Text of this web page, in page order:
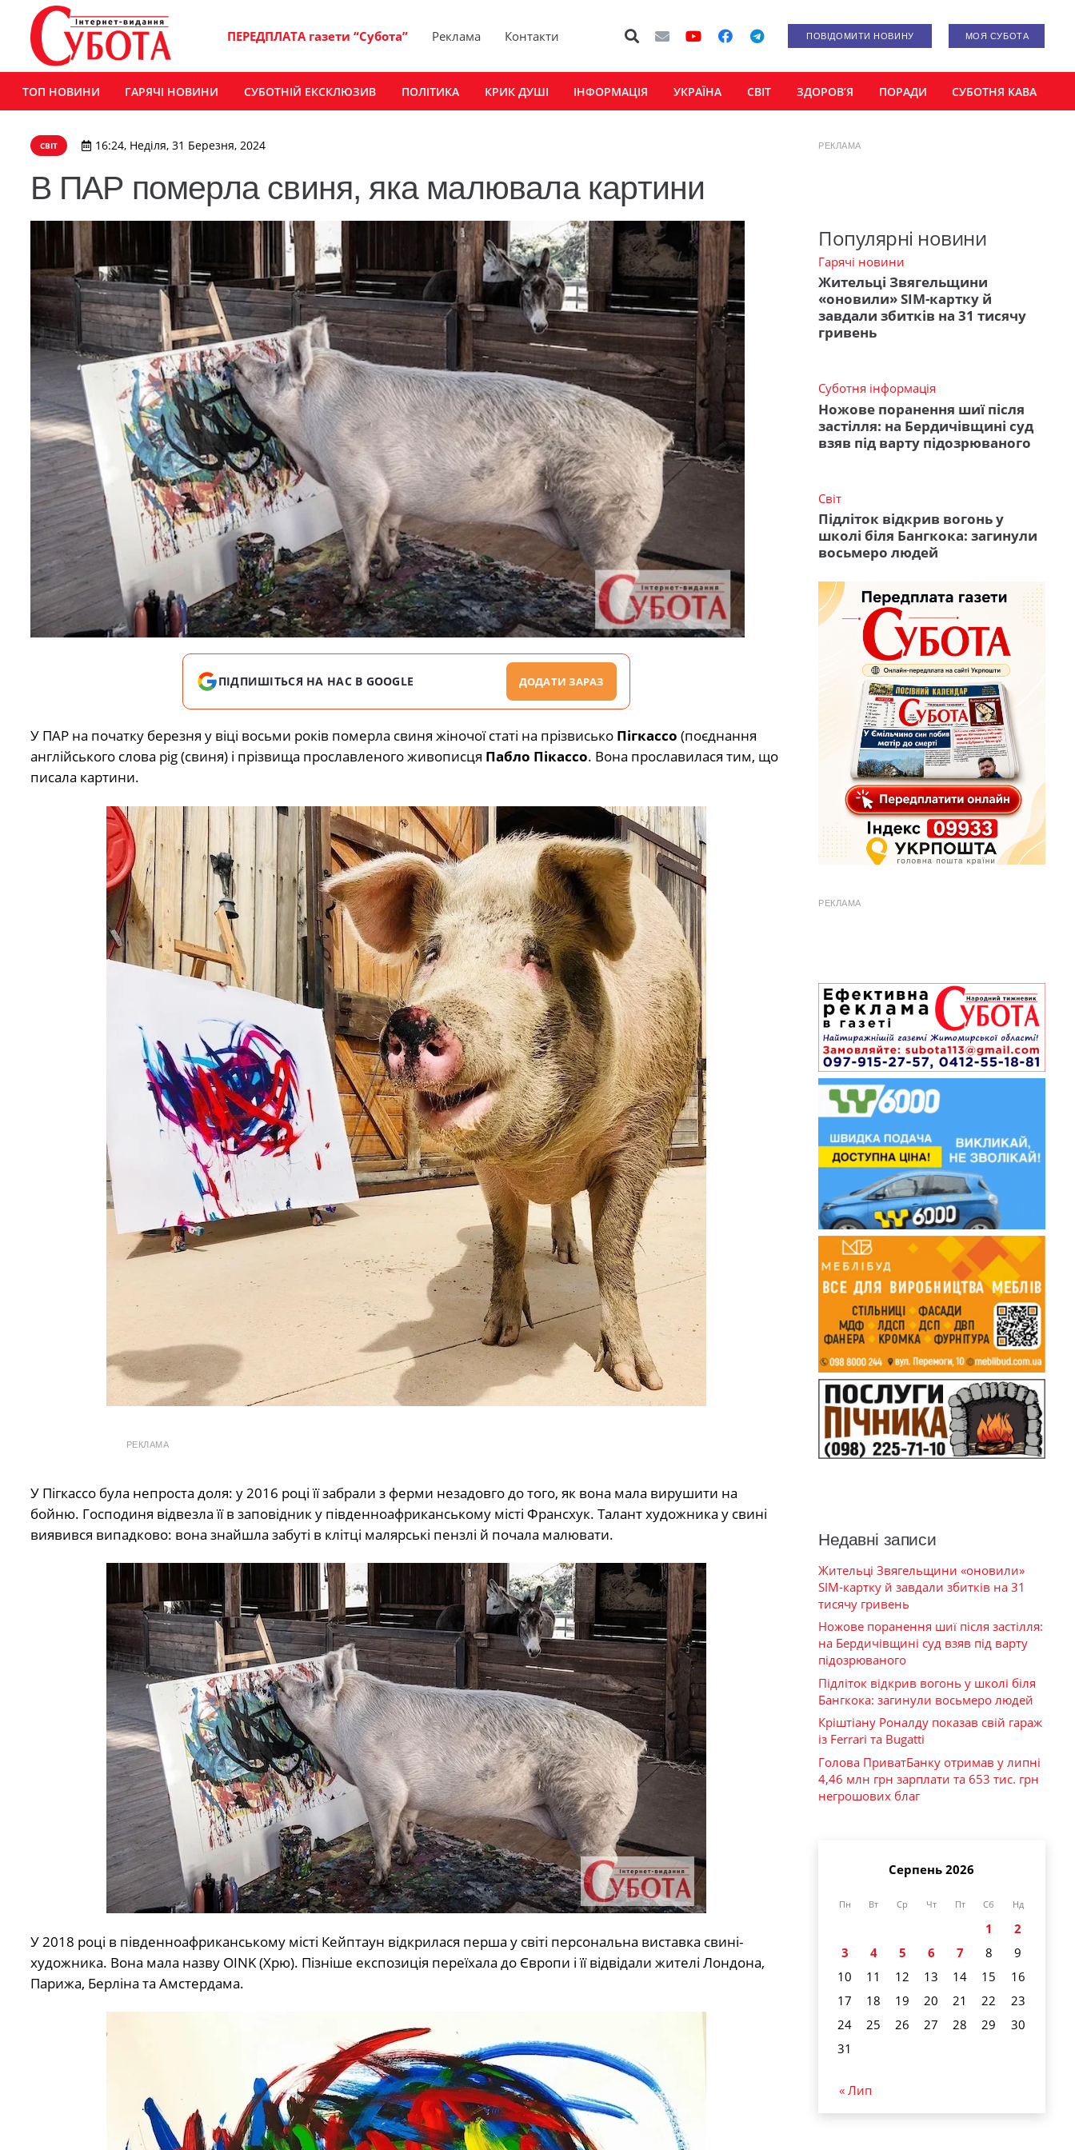
ПЕРЕДПЛАТА газети “Субота” Реклама Контакти ПОВІДОМИТИ НОВИНУ МОЯ СУБОТА
ТОП НОВИНИ ГАРЯЧІ НОВИНИ СУБОТНІЙ ЕКСКЛЮЗИВ ПОЛІТИКА КРИК ДУШІ ІНФОРМАЦІЯ УКРАЇНА СВІТ ЗДОРОВ’Я ПОРАДИ СУБОТНЯ КАВА
СВІТ 16:24, Неділя, 31 Березня, 2024
В ПАР померла свиня, яка малювала картини
ПІДПИШІТЬСЯ НА НАС В GOOGLE ДОДАТИ ЗАРАЗ
У ПАР на початку березня у віці восьми років померла свиня жіночої статі на прізвисько Пігкассо (поєднання
англійського слова pig (свиня) і прізвища прославленого живописця Пабло Пікассо. Вона прославилася тим, що
писала картини.
РЕКЛАМА
У Пігкассо була непроста доля: у 2016 році її забрали з ферми незадовго до того, як вона мала вирушити на
бойню. Господиня відвезла її в заповідник у південноафриканському місті Франсхук. Талант художника у свині
виявився випадково: вона знайшла забуті в клітці малярські пензлі й почала малювати.
У 2018 році в південноафриканському місті Кейптаун відкрилася перша у світі персональна виставка свині-
художника. Вона мала назву OINK (Хрю). Пізніше експозиція переїхала до Європи і її відвідали жителі Лондона,
Парижа, Берліна та Амстердама.
РЕКЛАМА
Популярні новини
Гарячі новини
Жительці Звягельщини
«оновили» SIM-картку й
завдали збитків на 31 тисячу
гривень
Суботня інформація
Ножове поранення шиї після
застілля: на Бердичівщині суд
взяв під варту підозрюваного
Світ
Підліток відкрив вогонь у
школі біля Бангкока: загинули
восьмеро людей
РЕКЛАМА
Недавні записи
Жительці Звягельщини «оновили»
SIM-картку й завдали збитків на 31
тисячу гривень
Ножове поранення шиї після застілля:
на Бердичівщині суд взяв під варту
підозрюваного
Підліток відкрив вогонь у школі біля
Бангкока: загинули восьмеро людей
Кріштіану Роналду показав свій гараж
із Ferrari та Bugatti
Голова ПриватБанку отримав у липні
4,46 млн грн зарплати та 653 тис. грн
негрошових благ
Серпень 2026
Пн Вт Ср Чт Пт Сб Нд
1
2
3
4 5 6 7 8
9
10
11 12 13 14 15
16
17
18 19 20 21 22
23
24
25 26 27 28 29
30
31
« Лип